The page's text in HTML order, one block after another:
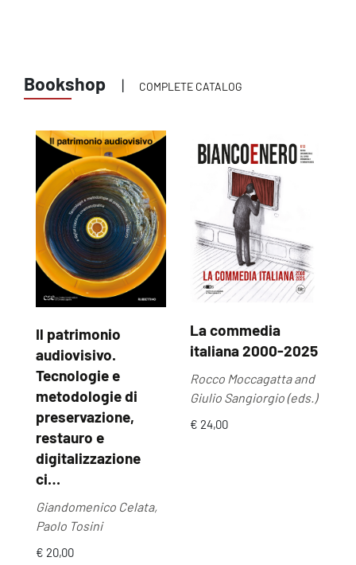
Bookshop | COMPLETE CATALOG
Il patrimonio
audiovisivo.
Tecnologie e
metodologie di
preservazione,
restauro e
digitalizzazione
ci…
Giandomenico Celata,
Paolo Tosini
€ 20,00
La commedia
italiana 2000-2025
Rocco Moccagatta and
Giulio Sangiorgio (eds.)
€ 24,00